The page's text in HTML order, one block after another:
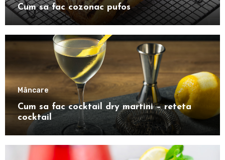
Cum sa fac cozonac pufos
Mâncare
Cum sa fac cocktail dry martini – reteta
cocktail